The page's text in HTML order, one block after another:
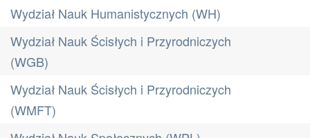
Wydział Nauk Humanistycznych (WH)
Wydział Nauk Ścisłych i Przyrodniczych
(WGB)
Wydział Nauk Ścisłych i Przyrodniczych
(WMFT)